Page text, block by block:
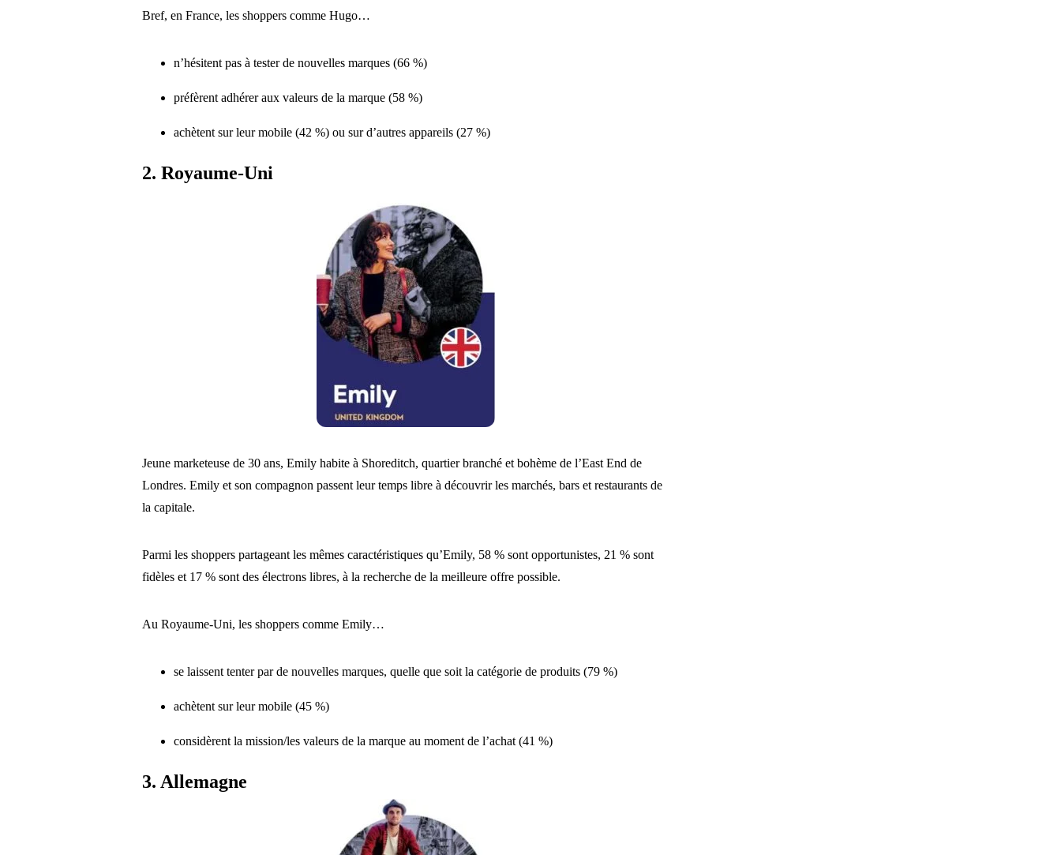
Bref, en France, les shoppers comme Hugo…
n’hésitent pas à tester de nouvelles marques (66 %)
préfèrent adhérer aux valeurs de la marque (58 %)
achètent sur leur mobile (42 %) ou sur d’autres appareils (27 %)
2. Royaume-Uni
Jeune marketeuse de 30 ans, Emily habite à Shoreditch, quartier branché et bohème de l’East End de
Londres. Emily et son compagnon passent leur temps libre à découvrir les marchés, bars et restaurants de
la capitale.
Parmi les shoppers partageant les mêmes caractéristiques qu’Emily, 58 % sont opportunistes, 21 % sont
fidèles et 17 % sont des électrons libres, à la recherche de la meilleure offre possible.
Au Royaume-Uni, les shoppers comme Emily…
se laissent tenter par de nouvelles marques, quelle que soit la catégorie de produits (79 %)
achètent sur leur mobile (45 %)
considèrent la mission/les valeurs de la marque au moment de l’achat (41 %)
3. Allemagne